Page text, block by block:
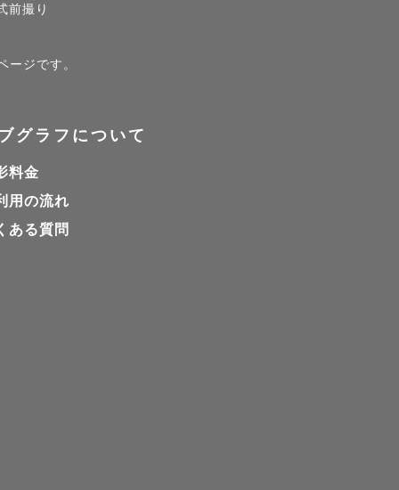
前撮り
ジです。
グラフについて
料金
用の流れ
ある質問